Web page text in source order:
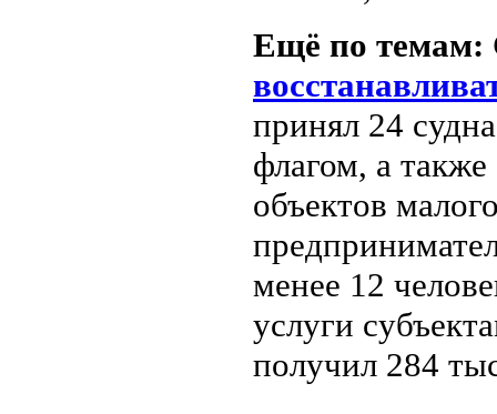
Ещё по темам:
принял 24
флагом, а
объектов
менее 12
услуги
получил 284